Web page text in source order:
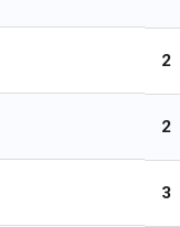
2
2
3